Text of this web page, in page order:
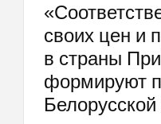
своих цен и
в страны
формируют